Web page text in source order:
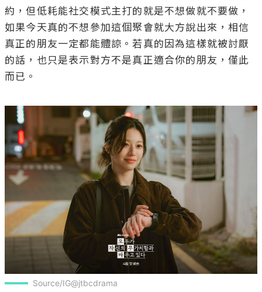
約，但低耗能社交模式主打的就是不想做就不要做，
如果今天真的不想參加這個聚會就大方說出來，相信
真正的朋友一定都能體諒。若真的因為這樣就被討厭
的話，也只是表示對方不是真正適合你的朋友，僅此
而已。
Source/IG@jtbcdrama